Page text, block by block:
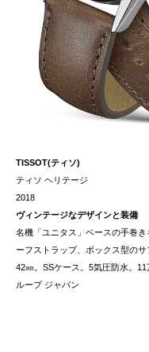
TISSOT(ティソ)
ティソ ヘリテージ
2018
ヴィンテージなデザインと装備
名機「ユニタス」ベースの手巻
ーフストラップ、ボックス型の
42㎜。SSケース。5気圧防水。
ループ ジャパン